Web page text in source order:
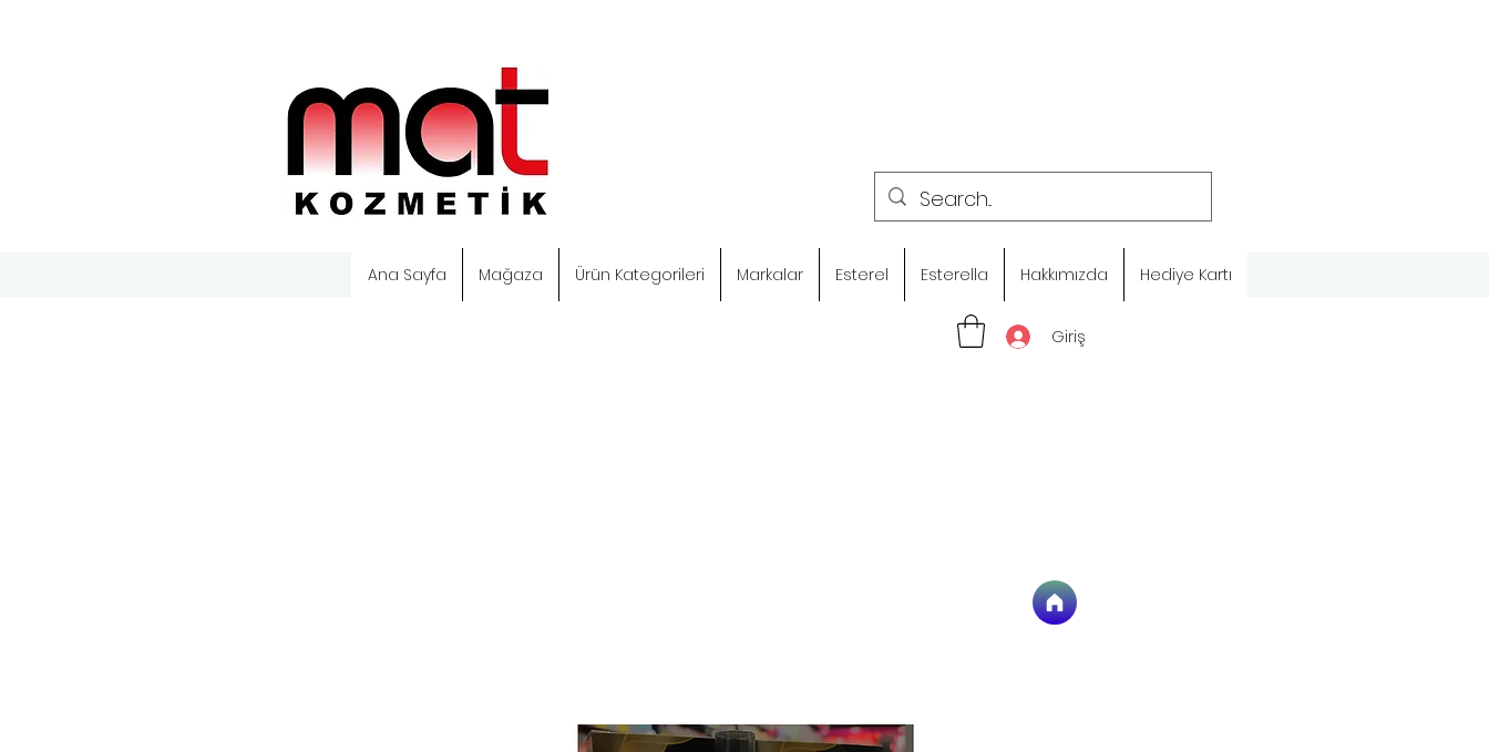
Ana Sayfa Mağaza Ürün Kategorileri Markalar Esterel Esterella Hakkımızda Hediye Kartı
Giriş